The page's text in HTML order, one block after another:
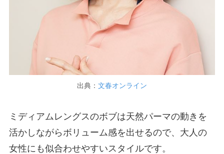
出典： 文春オンライン
ミディアムレングスのボブは天然パーマの動きを
活かしながらボリューム感を出せるので、大人の
女性にも似合わせやすいスタイルです。